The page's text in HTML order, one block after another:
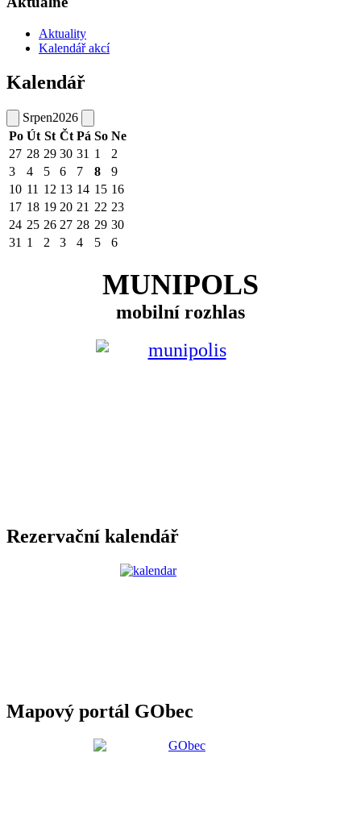
Aktuality
Kalendář akcí
Kalendář
Srpen2026
Po Út St Čt Pá So Ne
27 28 29 30 31 1
2
3
4 5 6 7 8
9
10 11 12 13 14 15 16
17 18 19 20 21 22 23
24 25 26 27 28 29 30
31 1 2 3 4 5 6
MUNIPOLS
mobilní rozhlas
Rezervační kalendář
Mapový portál GObec